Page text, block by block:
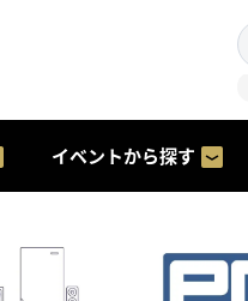
イベントから探す